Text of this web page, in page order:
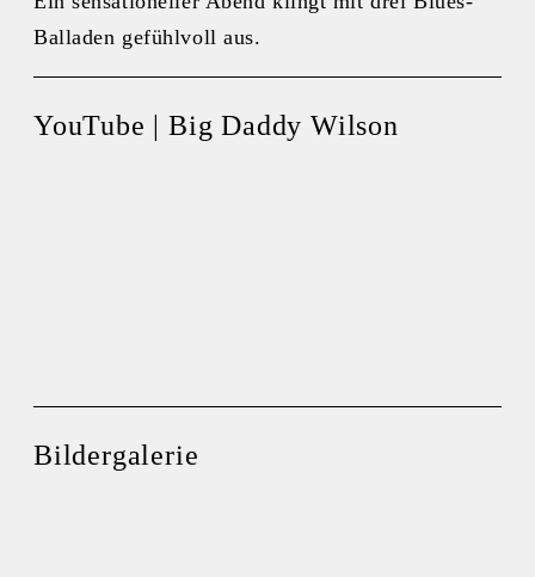
Balladen gefühlvoll aus.
YouTube | Big Daddy Wilson
Bildergalerie